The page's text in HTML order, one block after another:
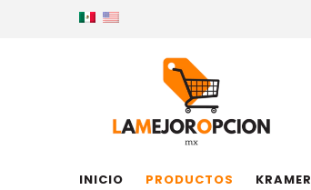
INICIO PRODUCTOS KRAMER